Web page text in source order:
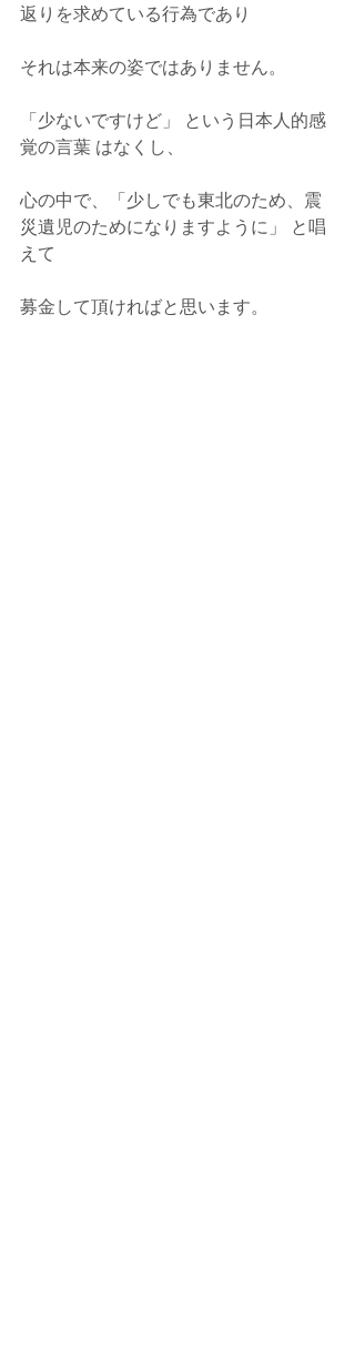
返りを求めている行為であり
それは本来の姿ではありません。
「少ないですけど」 という日本人的感
覚の言葉 はなくし、
心の中で、「少しでも東北のため、震
災遺児のためになりますように」 と唱
えて
募金して頂ければと思います。